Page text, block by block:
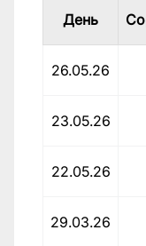
День
26.05.26
23.05.26
22.05.26
29.03.26